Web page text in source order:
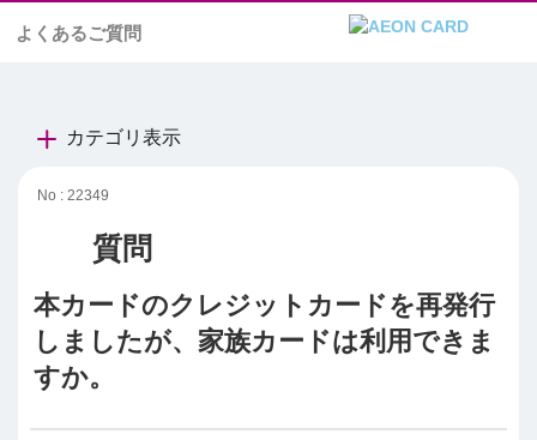
よくあるご質問
カテゴリ表示
No : 22349
本カードのクレジットカードを再発行
しましたが、家族カードは利用できま
すか。